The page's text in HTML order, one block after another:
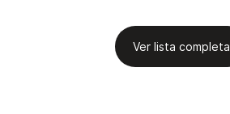
Ver lista completa